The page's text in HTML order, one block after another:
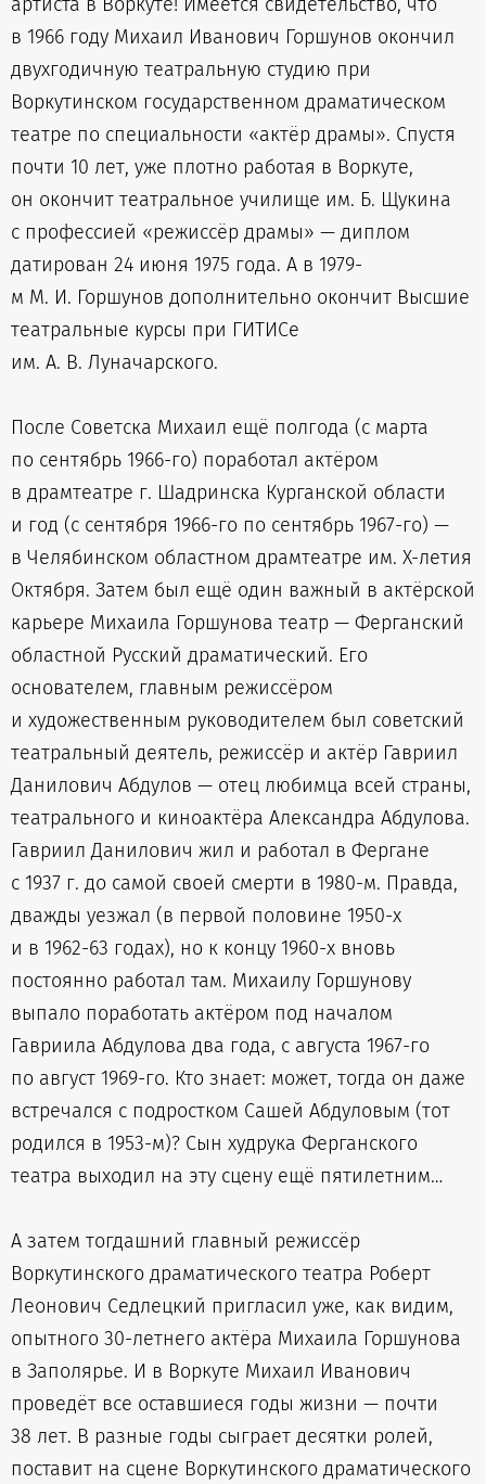
в 1966 году Михаил Иванович Горшунов окончил
двухгодичную театральную студию при
Воркутинском государственном драматическом
театре по специальности «актёр драмы». Спустя
почти 10 лет, уже плотно работая в Воркуте,
он окончит театральное училище им. Б. Щукина
с профессией «режиссёр драмы» — диплом
датирован 24 июня 1975 года. А в 1979-
м М. И. Горшунов дополнительно окончит Высшие
театральные курсы при ГИТИСе
им. А. В. Луначарского.
После Советска Михаил ещё полгода (с марта
по сентябрь 1966-го) поработал актёром
в драмтеатре г. Шадринска Курганской области
и год (с сентября 1966-го по сентябрь 1967-го) —
в Челябинском областном драмтеатре им. X-летия
Октября. Затем был ещё один важный в актёрской
карьере Михаила Горшунова театр — Ферганский
областной Русский драматический. Его
основателем, главным режиссёром
и художественным руководителем был советский
театральный деятель, режиссёр и актёр Гавриил
Данилович Абдулов — отец любимца всей страны,
театрального и киноактёра Александра Абдулова.
Гавриил Данилович жил и работал в Фергане
с 1937 г. до самой своей смерти в 1980-м. Правда,
дважды уезжал (в первой половине 1950-х
и в 1962-63 годах), но к концу 1960-х вновь
постоянно работал там. Михаилу Горшунову
выпало поработать актёром под началом
Гавриила Абдулова два года, с августа 1967-го
по август 1969-го. Кто знает: может, тогда он даже
встречался с подростком Сашей Абдуловым (тот
родился в 1953-м)? Сын худрука Ферганского
театра выходил на эту сцену ещё пятилетним…
А затем тогдашний главный режиссёр
Воркутинского драматического театра Роберт
Леонович Седлецкий пригласил уже, как видим,
опытного 30-летнего актёра Михаила Горшунова
в Заполярье. И в Воркуте Михаил Иванович
проведёт все оставшиеся годы жизни — почти
38 лет. В разные годы сыграет десятки ролей,
поставит на сцене Воркутинского драматического